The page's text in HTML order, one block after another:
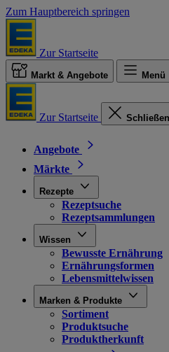
Zum Hauptbereich springen
Zur Startseite
Markt & Angebote Menü
Zur Startseite Schließen
Angebote
Märkte
Rezepte
Rezeptsuche
Rezeptsammlungen
Wissen
Bewusste Ernährung
Ernährungsformen
Lebensmittelwissen
Marken & Produkte
Sortiment
Produktsuche
Produktherkunft